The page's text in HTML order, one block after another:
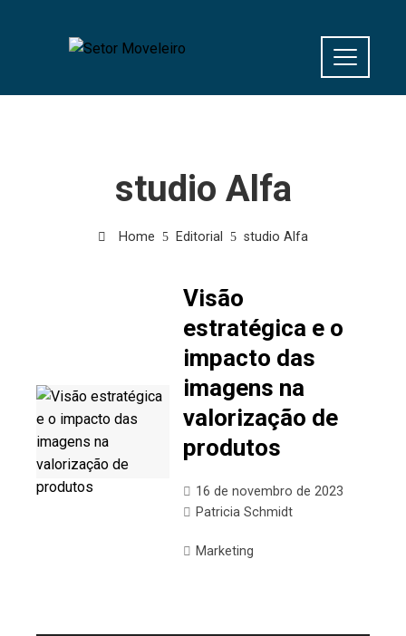
studio Alfa
Home Editorial studio Alfa
Visão
estratégica e o
impacto das
imagens na
valorização de
produtos
16 de novembro de 2023
Patricia Schmidt
Marketing